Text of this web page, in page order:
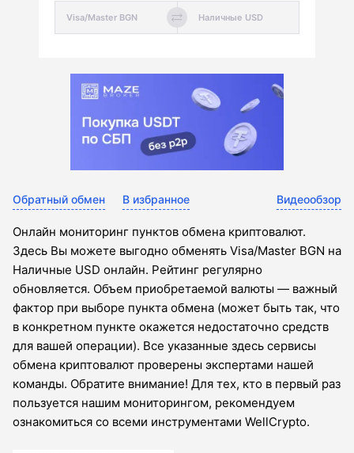
Обратный обмен В избранное Видеообзор
Онлайн мониторинг пунктов обмена криптовалют.
Здесь Вы можете выгодно обменять Visa/Master BGN на
Наличные USD онлайн. Рейтинг регулярно
обновляется. Объем приобретаемой валюты — важный
фактор при выборе пункта обмена (может быть так, что
в конкретном пункте окажется недостаточно средств
для вашей операции). Все указанные здесь сервисы
обмена криптовалют проверены экспертами нашей
команды. Обратите внимание! Для тех, кто в первый раз
пользуется нашим мониторингом, рекомендуем
ознакомиться со всеми инструментами WellCrypto.